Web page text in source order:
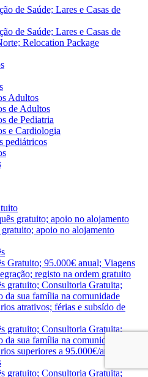
de Saúde; Lares e Casas de
de Saúde; Lares e Casas de
Relocation Package
Adultos
de Adultos
de Pediatria
e Cardiologia
pediátricos
gratuito; apoio no alojamento
apoio no alojamento
Gratuito; 95.000€ anual; Viagens
registo na ordem gratuito
gratuito; Consultoria Gratuita;
da sua família na comunidade
atrativos; férias e subsído de
gratuito; Consultoria Gratuita;
da sua família na comunidade
superiores a 95.000€/ano; férias
gratuito; Consultoria Gratuita;